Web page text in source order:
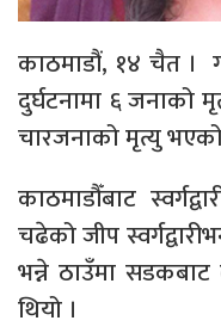
काठमाडौं, १४ चैत ।
दुर्घटनामा ६ जनाको
चारजनाको मृत्यु
काठमाडौँबाट
चढेको जीप
भन्ने ठाउँमा
थियो ।